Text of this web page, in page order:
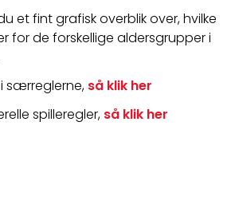
et fint grafisk overblik over, hvilke
for de forskellige aldersgrupper i
særreglerne, så klik her
spilleregler, så klik her